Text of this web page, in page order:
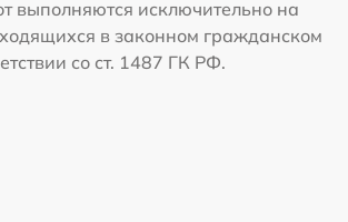
выполняются исключительно на
в законном гражданском
со ст. 1487 ГК РФ.